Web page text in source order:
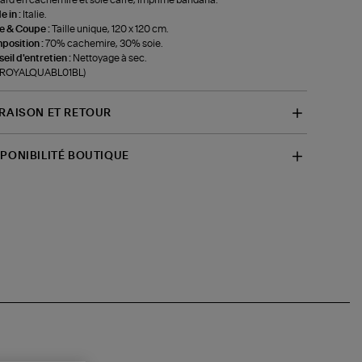
in : Italie.
& Coupe :Taille unique, 120 x 120 cm.
:70% cachemire, 30% soie.
d'entretien : Nettoyage à sec.
ET RETOUR
BOUTIQUE